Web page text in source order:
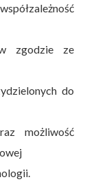
zgodzie ze
do
możliwość